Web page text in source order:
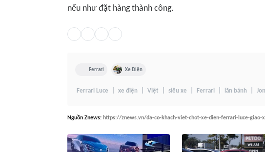
nếu như đặt hàng thành công.
Ferrari Xe Điện
Ferrari Luce xe điện Việt siêu xe Ferrari lăn bánh
Nguồn Znews: https://znews.vn/da-co-khach-viet-chot-xe-dien-ferrari-luce-giao-